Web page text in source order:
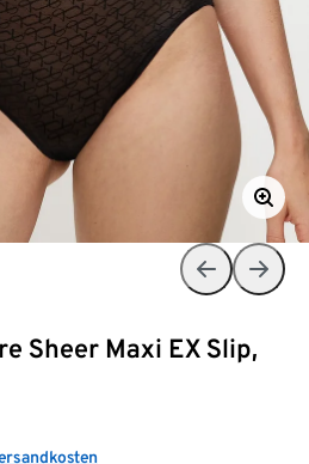
Sheer Maxi EX Slip,